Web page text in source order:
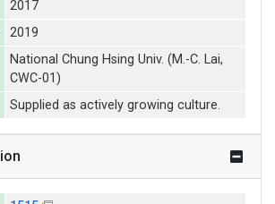
2017
2019
National Chung Hsing Univ. (M.-C. Lai,
CWC-01)
Supplied as actively growing culture.